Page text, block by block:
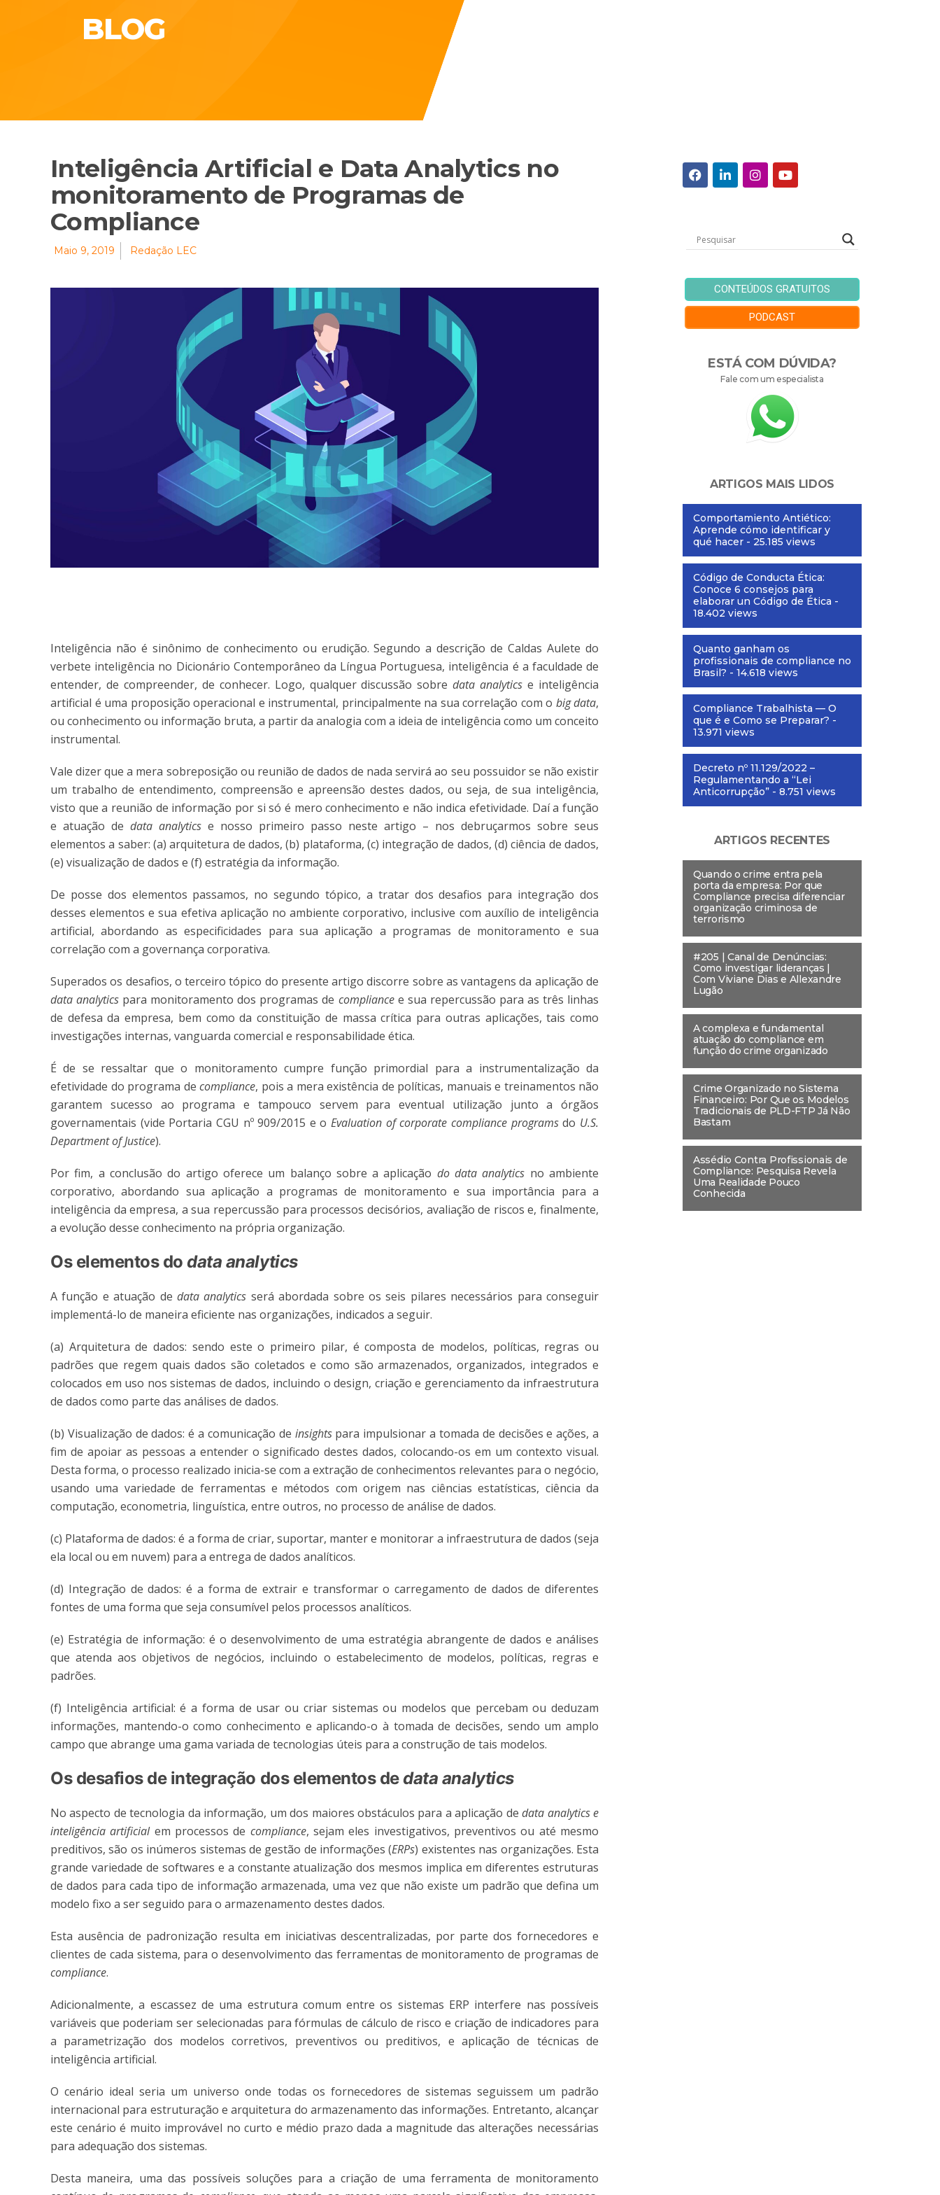
BLOG
Inteligência Artificial e Data Analytics no
monitoramento de Programas de
Compliance
Maio 9, 2019 Redação LEC
Inteligência não é sinônimo de conhecimento ou erudição. Segundo a descrição de Caldas Aulete do
verbete inteligência no Dicionário Contemporâneo da Língua Portuguesa, inteligência é a faculdade de
entender, de compreender, de conhecer. Logo, qualquer discussão sobredata analytics e inteligência
artificial é uma proposição operacional e instrumental, principalmente na sua correlação com o big data,
ou conhecimento ou informação bruta, a partir da analogia com a ideia de inteligência como um conceito
instrumental.
Vale dizer que a mera sobreposição ou reunião de dados de nada servirá ao seu possuidor se não existir
um trabalho de entendimento, compreensão e apreensão destes dados, ou seja, de sua inteligência,
visto que a reunião de informação por si só é mero conhecimento e não indica efetividade. Daí a função
e atuação de data analytics e nosso primeiro passo neste artigo – nos debruçarmos sobre seus
elementos a saber: (a) arquitetura de dados, (b) plataforma, (c) integração de dados, (d) ciência de dados,
(e) visualização de dados e (f) estratégia da informação.
De posse dos elementos passamos, no segundo tópico, a tratar dos desafios para integração dos
desses elementos e sua efetiva aplicação no ambiente corporativo, inclusive com auxílio de inteligência
artificial, abordando as especificidades para sua aplicação a programas de monitoramento e sua
correlação com a governança corporativa.
Superados os desafios, o terceiro tópico do presente artigo discorre sobre as vantagens da aplicação de
data analytics para monitoramento dos programas de compliancee sua repercussão para as três linhas
de defesa da empresa, bem como da constituição de massa crítica para outras aplicações, tais como
investigações internas, vanguarda comercial e responsabilidade ética.
É de se ressaltar que o monitoramento cumpre função primordial para a instrumentalização da
efetividade do programa de compliance, pois a mera existência de políticas, manuais e treinamentos não
garantem sucesso ao programa e tampouco servem para eventual utilização junto a órgãos
governamentais (vide Portaria CGU nº 909/2015 e oEvaluation of corporate compliance programsdo U.S.
Department of Justice).
Por fim, a conclusão do artigo oferece um balanço sobre a aplicação do data analytics no ambiente
corporativo, abordando sua aplicação a programas de monitoramento e sua importância para a
inteligência da empresa, a sua repercussão para processos decisórios, avaliação de riscos e, finalmente,
a evolução desse conhecimento na própria organização.
Os elementos do data analytics
A função e atuação de data analytics será abordada sobre os seis pilares necessários para conseguir
implementá-lo de maneira eficiente nas organizações, indicados a seguir.
(a) Arquitetura de dados: sendo este o primeiro pilar, é composta de modelos, políticas, regras ou
padrões que regem quais dados são coletados e como são armazenados, organizados, integrados e
colocados em uso nos sistemas de dados, incluindo o design, criação e gerenciamento da infraestrutura
de dados como parte das análises de dados.
(b) Visualização de dados: é a comunicação de insightspara impulsionar a tomada de decisões e ações, a
fim de apoiar as pessoas a entender o significado destes dados, colocando-os em um contexto visual.
Desta forma, o processo realizado inicia-se com a extração de conhecimentos relevantes para o negócio,
usando uma variedade de ferramentas e métodos com origem nas ciências estatísticas, ciência da
computação, econometria, linguística, entre outros, no processo de análise de dados.
(c) Plataforma de dados: é a forma de criar, suportar, manter e monitorar a infraestrutura de dados (seja
ela local ou em nuvem) para a entrega de dados analíticos.
(d) Integração de dados: é a forma de extrair e transformar o carregamento de dados de diferentes
fontes de uma forma que seja consumível pelos processos analíticos.
(e) Estratégia de informação: é o desenvolvimento de uma estratégia abrangente de dados e análises
que atenda aos objetivos de negócios, incluindo o estabelecimento de modelos, políticas, regras e
padrões.
(f) Inteligência artificial: é a forma de usar ou criar sistemas ou modelos que percebam ou deduzam
informações, mantendo-o como conhecimento e aplicando-o à tomada de decisões, sendo um amplo
campo que abrange uma gama variada de tecnologias úteis para a construção de tais modelos.
Os desafios de integração dos elementos de data analytics
No aspecto de tecnologia da informação, um dos maiores obstáculos para a aplicação dedata analytics e
inteligência artificialem processos de compliance, sejam eles investigativos, preventivos ou até mesmo
preditivos, são os inúmeros sistemas de gestão de informações (ERPs) existentes nas organizações. Esta
grande variedade de softwares e a constante atualização dos mesmos implica em diferentes estruturas
de dados para cada tipo de informação armazenada, uma vez que não existe um padrão que defina um
modelo fixo a ser seguido para o armazenamento destes dados.
Esta ausência de padronização resulta em iniciativas descentralizadas, por parte dos fornecedores e
clientes de cada sistema, para o desenvolvimento das ferramentas de monitoramento de programas de
compliance.
Adicionalmente, a escassez de uma estrutura comum entre os sistemas ERP interfere nas possíveis
variáveis que poderiam ser selecionadas para fórmulas de cálculo de risco e criação de indicadores para
a parametrização dos modelos corretivos, preventivos ou preditivos, e aplicação de técnicas de
inteligência artificial.
O cenário ideal seria um universo onde todas os fornecedores de sistemas seguissem um padrão
internacional para estruturação e arquitetura do armazenamento das informações. Entretanto, alcançar
este cenário é muito improvável no curto e médio prazo dada a magnitude das alterações necessárias
para adequação dos sistemas.
Desta maneira, uma das possíveis soluções para a criação de uma ferramenta de monitoramento
CONTEÚDOS GRATUITOS
PODCAST
ESTÁ COM DÚVIDA?
Fale com um especialista
ARTIGOS MAIS LIDOS
Comportamiento Antiético:
Aprende cómo identificar y
qué hacer - 25.185 views
Código de Conducta Ética:
Conoce 6 consejos para
elaborar un Código de Ética -
18.402 views
Quanto ganham os
profissionais de compliance no
Brasil? - 14.618 views
Compliance Trabalhista — O
que é e Como se Preparar? -
13.971 views
Decreto nº 11.129/2022 –
Regulamentando a “Lei
Anticorrupção” - 8.751 views
ARTIGOS RECENTES
Quando o crime entra pela
porta da empresa: Por que
Compliance precisa diferenciar
organização criminosa de
terrorismo
#205 | Canal de Denúncias:
Como investigar lideranças |
Com Viviane Dias e Allexandre
Lugão
A complexa e fundamental
atuação do compliance em
função do crime organizado
Crime Organizado no Sistema
Financeiro: Por Que os Modelos
Tradicionais de PLD-FTP Já Não
Bastam
Assédio Contra Profissionais de
Compliance: Pesquisa Revela
Uma Realidade Pouco
Conhecida